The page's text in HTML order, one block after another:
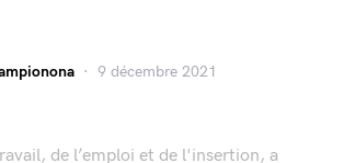
9 décembre 2021
de l’emploi et de l'insertion, a